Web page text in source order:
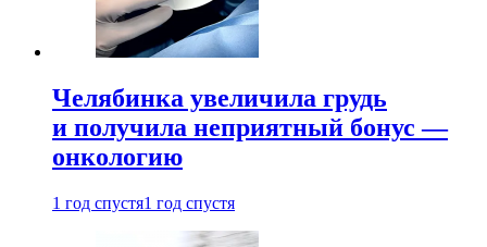
Челябинка увеличила грудь
и получила неприятный бонус —
онкологию
1 год спустя1 год спустя